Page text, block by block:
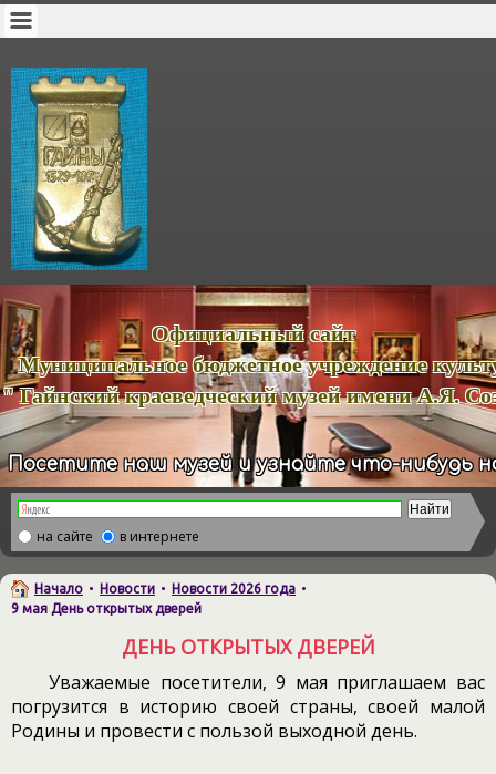
сайт
бюджетное учреждение
краеведческий музей имени А.Я.
Посетите наш музей и узнайте что-нибудь
на сайте в интернете
Начало • Новости • Новости 2026 года •
9 мая День открытых дверей
ДЕНЬ ОТКРЫТЫХ ДВЕРЕЙ
Уважаемые посетители, 9 мая приглашаем вас
погрузится в историю своей страны, своей малой
Родины и провести с пользой выходной день.